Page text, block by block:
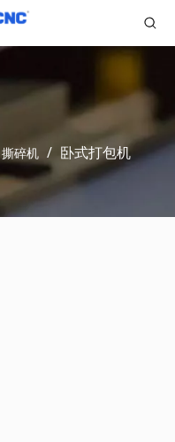
撕碎机 / 卧式打包机